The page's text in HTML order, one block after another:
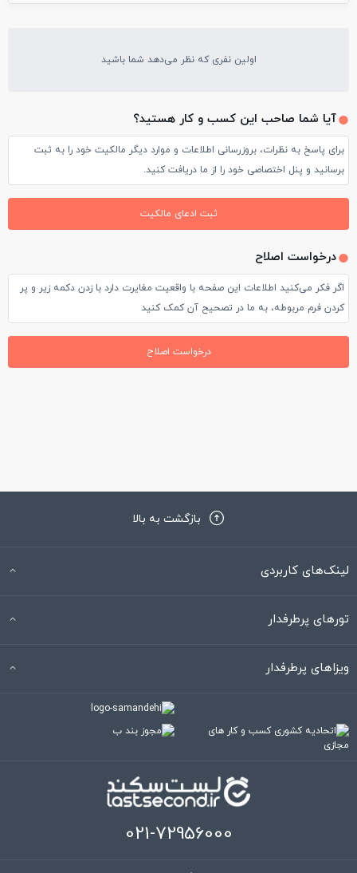
اولین نفری که نظر می‌دهد شما باشید
آیا شما صاحب این کسب و کار هستید؟
برای پاسخ به نظرات، بروزرسانی اطلاعات و موارد دیگر مالکیت خود را به ثبت
برسانید و پنل اختصاصی خود را از ما دریافت کنید.
ثبت ادعای مالکیت
درخواست اصلاح
اگر فکر می‌کنید اطلاعات این صفحه با واقعیت مغایرت دارد با زدن دکمه زیر و پر
کردن فرم مربوطه، به ما در تصحیح آن کمک کنید
درخواست اصلاح
بازگشت به بالا
لینک‌های کاربردی
تورهای پرطرفدار
ویزاهای پرطرفدار
021-72956000